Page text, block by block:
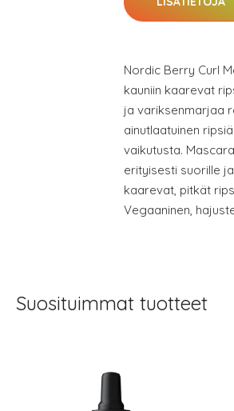
Nordic Berry Curl
kauniin kaarevat
ja variksenmarjaa
ainutlaatuinen
vaikutusta.
erityisesti suorille
kaarevat, pitkät
Vegaaninen,
Suosituimmat tuotteet